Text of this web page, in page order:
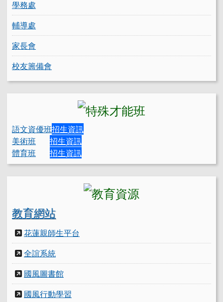
學務處
輔導處
家長會
校友籌備會
語文資優班招生資訊
美術班
招生資訊
體育班
招生資訊
教育網站
花蓮親師生平台
全誼系統
國風圖書館
國風行動學習